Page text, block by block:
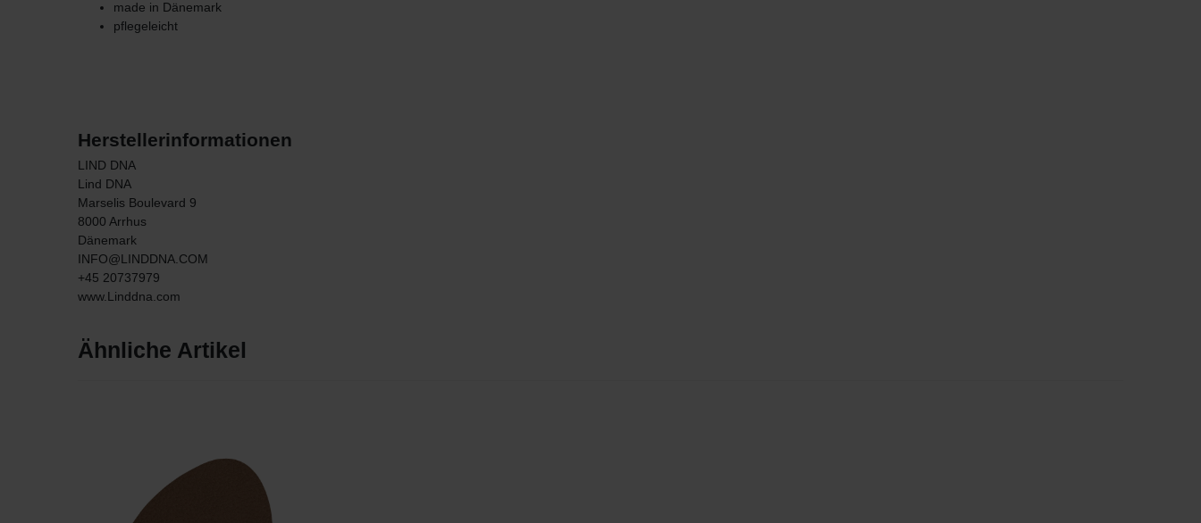
made in Dänemark
pflegeleicht
Herstellerinformationen
LIND DNA
Lind DNA
Marselis Boulevard 9
8000 Arrhus
Dänemark
INFO@LINDDNA.COM
+45 20737979
www.Linddna.com
Ähnliche Artikel